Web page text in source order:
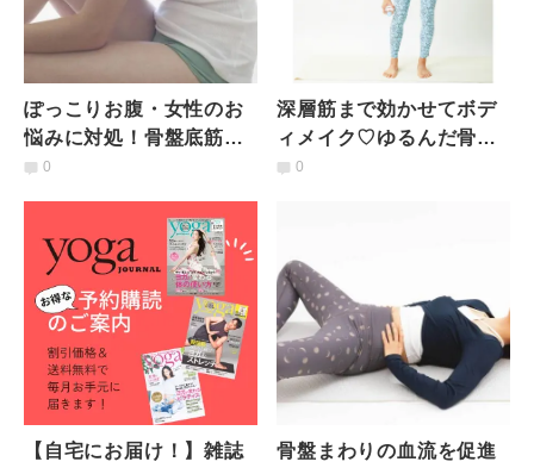
ぽっこりお腹・女性のお
悩みに対処！骨盤底筋を
鍛えるメソッド５選
0
深層筋まで効かせてボデ
ィメイク♡ゆるんだ骨盤
底筋を鍛えるメソッド
0
【自宅にお届け！】雑誌 骨盤まわりの血流を促進